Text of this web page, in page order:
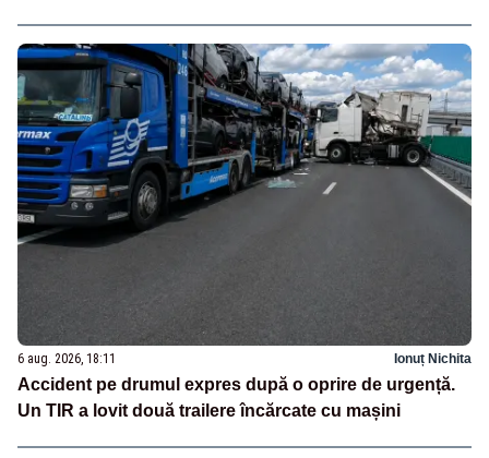
6 aug. 2026, 18:11 Ionuț Nichita
Accident pe drumul expres după o oprire de urgență.
Un TIR a lovit două trailere încărcate cu mașini